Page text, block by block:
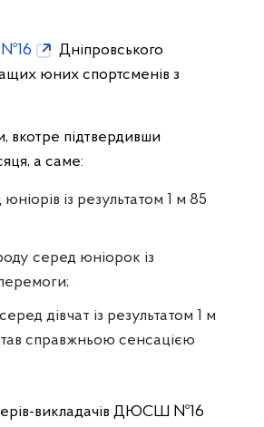
Дніпровського
юних спортсменів з
підтвердивши
а саме:
із результатом 1 м 85
серед юніорок із
дівчат із результатом 1 м
справжньою сенсацією
викладачів ДЮСШ №16